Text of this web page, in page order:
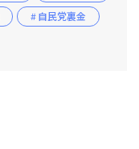
# 自民党裏金